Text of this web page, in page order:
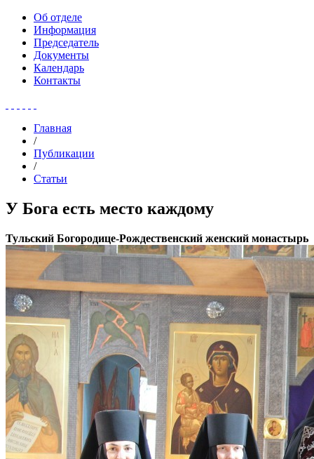
Об отделе
Информация
Председатель
Документы
Календарь
Контакты
Главная
/
Публикации
/
Статьи
У Бога есть место каждому
Тульский Богородице-Рождественский женский монастырь